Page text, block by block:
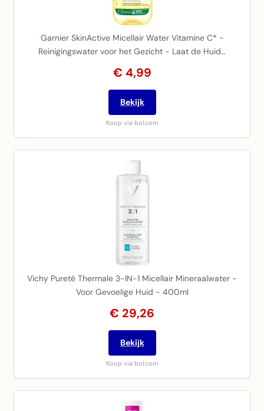
Garnier SkinActive Micellair Water Vitamine C* -
Reinigingswater voor het Gezicht - Laat de Huid…
€ 4,99
Bekijk
Koop via bol.com
Vichy Pureté Thermale 3-IN-1 Micellair Mineraalwater -
Voor Gevoelige Huid - 400ml
€ 29,26
Bekijk
Koop via bol.com